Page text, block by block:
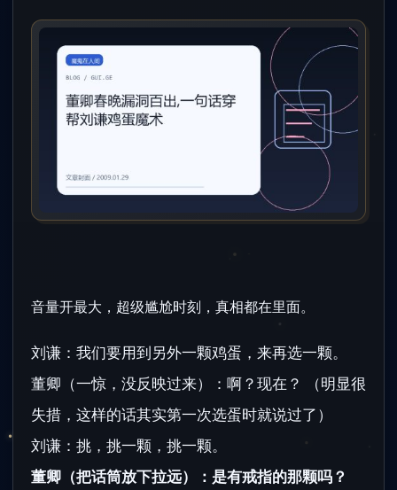
音量开最大，超级尴尬时刻，真相都在里面。
刘谦：我们要用到另外一颗鸡蛋，来再选一颗。
董卿（一惊，没反映过来）：啊？现在？ （明显很
失措，这样的话其实第一次选蛋时就说过了）
刘谦：挑，挑一颗，挑一颗。
董卿（把话筒放下拉远）：是有戒指的那颗吗？